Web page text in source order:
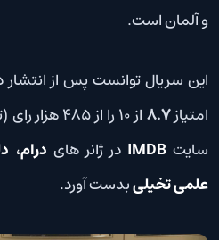
و آلمان است.
امتیاز8.7
از 10 را از
سایتIMDB در ژانر های درام،
علمی تخیلیبدست آورد.